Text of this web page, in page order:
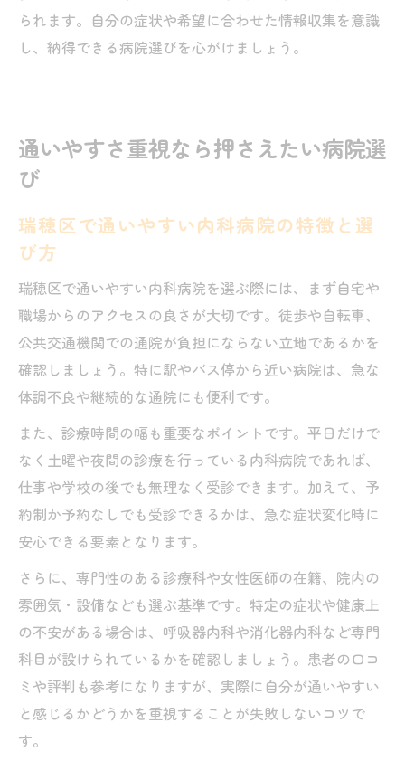
られます。自分の症状や希望に合わせた情報収集を意識
し、納得できる病院選びを心がけましょう。
通いやすさ重視なら押さえたい病院選
び
瑞穂区で通いやすい内科病院の特徴と選
び方
瑞穂区で通いやすい内科病院を選ぶ際には、まず自宅や
職場からのアクセスの良さが大切です。徒歩や自転車、
公共交通機関での通院が負担にならない立地であるかを
確認しましょう。特に駅やバス停から近い病院は、急な
体調不良や継続的な通院にも便利です。
また、診療時間の幅も重要なポイントです。平日だけで
なく土曜や夜間の診療を行っている内科病院であれば、
仕事や学校の後でも無理なく受診できます。加えて、予
約制か予約なしでも受診できるかは、急な症状変化時に
安心できる要素となります。
さらに、専門性のある診療科や女性医師の在籍、院内の
雰囲気・設備なども選ぶ基準です。特定の症状や健康上
の不安がある場合は、呼吸器内科や消化器内科など専門
科目が設けられているかを確認しましょう。患者の口コ
ミや評判も参考になりますが、実際に自分が通いやすい
と感じるかどうかを重視することが失敗しないコツで
す。